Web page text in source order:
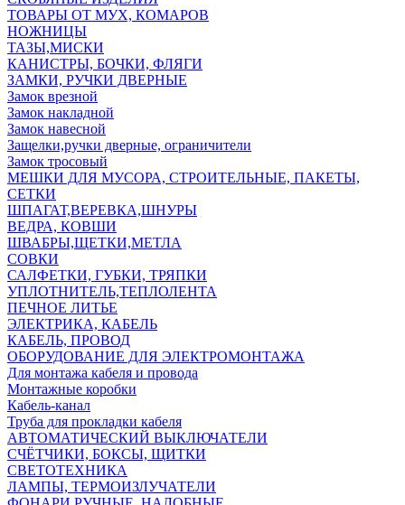
ТОВАРЫ ОТ МУХ, КОМАРОВ
НОЖНИЦЫ
ТАЗЫ,МИСКИ
КАНИСТРЫ, БОЧКИ, ФЛЯГИ
ЗАМКИ, РУЧКИ ДВЕРНЫЕ
Замок врезной
Замок накладной
Замок навесной
Защелки,ручки дверные, ограничители
Замок тросовый
МЕШКИ ДЛЯ МУСОРА, СТРОИТЕЛЬНЫЕ, ПАКЕТЫ,
СЕТКИ
ШПАГАТ,ВЕРЕВКА,ШНУРЫ
ВЕДРА, КОВШИ
ШВАБРЫ,ЩЕТКИ,МЕТЛА
СОВКИ
САЛФЕТКИ, ГУБКИ, ТРЯПКИ
УПЛОТНИТЕЛЬ,ТЕПЛОЛЕНТА
ПЕЧНОЕ ЛИТЬЕ
ЭЛЕКТРИКА, КАБЕЛЬ
КАБЕЛЬ, ПРОВОД
ОБОРУДОВАНИЕ ДЛЯ ЭЛЕКТРОМОНТАЖА
Для монтажа кабеля и провода
Монтажные коробки
Кабель-канал
Труба для прокладки кабеля
АВТОМАТИЧЕСКИЙ ВЫКЛЮЧАТЕЛИ
СЧЁТЧИКИ, БОКСЫ, ЩИТКИ
СВЕТОТЕХНИКА
ЛАМПЫ, ТЕРМОИЗЛУЧАТЕЛИ